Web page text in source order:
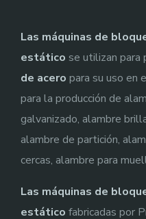
Las máquinas de
estático se utilizan para
de acero para su uso en
para la producción de
galvanizado, alambre
alambre de partición,
cercas, alambre para
Las máquinas de
estático fabricadas por